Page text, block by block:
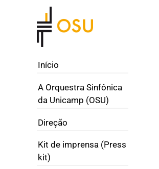
Início
A Orquestra Sinfônica
da Unicamp (OSU)
Direção
Kit de imprensa (Press
kit)